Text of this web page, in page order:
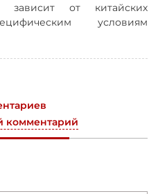
зависит от китайских
условиям
комментарий